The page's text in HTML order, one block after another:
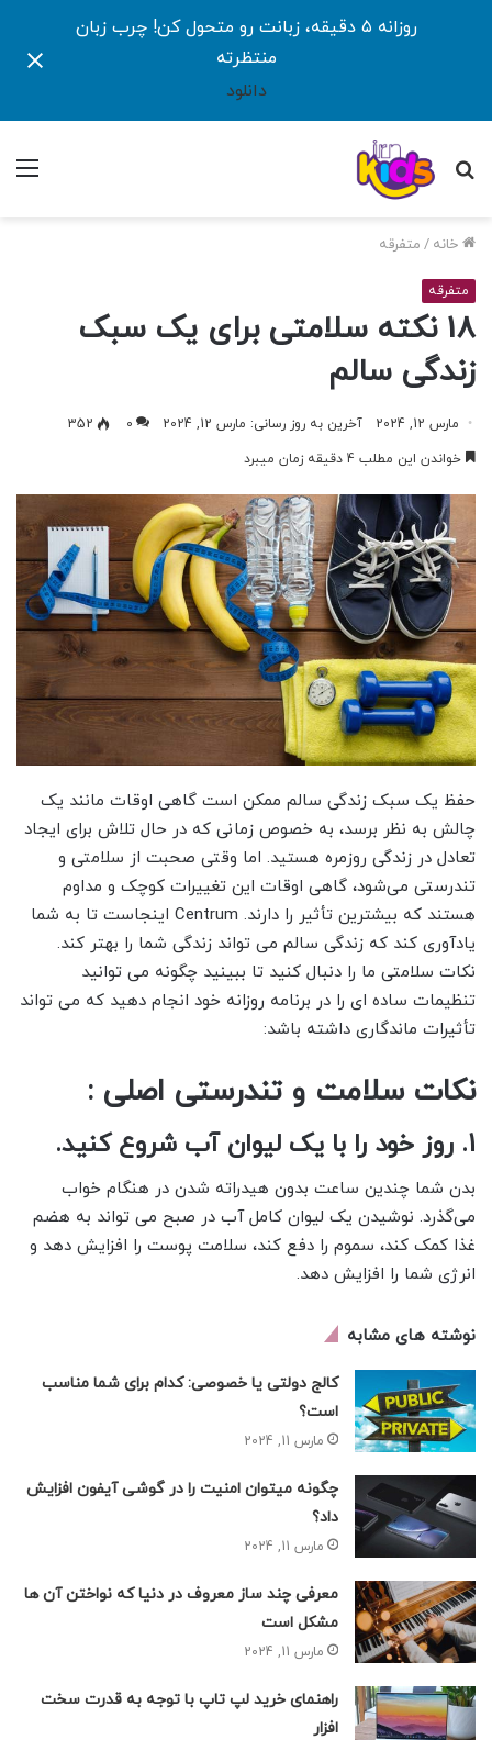
روزانه ۵ دقیقه، زبانت رو متحول کن! چرب زبان
منتظرته
دانلود
جستجو
خانه / متفرقه
متفرقه
18 نکته سلامتی برای یک سبک
زندگی سالم
مارس 12, 2024 آخرین به روز رسانی: مارس 12, 2024 0
352
خواندن این مطلب 4 دقیقه زمان میبرد
حفظ یک سبک زندگی سالم ممکن است گاهی اوقات مانند یک
چالش به نظر برسد، به خصوص زمانی که در حال تلاش برای ایجاد
تعادل در زندگی روزمره هستید. اما وقتی صحبت از سلامتی و
تندرستی می‌شود، گاهی اوقات این تغییرات کوچک و مداوم
هستند که بیشترین تأثیر را دارند. Centrum اینجاست تا به شما
یادآوری کند که زندگی سالم می تواند زندگی شما را بهتر کند.
نکات سلامتی ما را دنبال کنید تا ببینید چگونه می توانید
تنظیمات ساده ای را در برنامه روزانه خود انجام دهید که می تواند
تأثیرات ماندگاری داشته باشد:
نکات سلامت و تندرستی اصلی :
1. روز خود را با یک لیوان آب شروع کنید.
بدن شما چندین ساعت بدون هیدراته شدن در هنگام خواب
می‌گذرد. نوشیدن یک لیوان کامل آب در صبح می تواند به هضم
غذا کمک کند، سموم را دفع کند، سلامت پوست را افزایش دهد و
انرژی شما را افزایش دهد.
نوشته های مشابه
کالج دولتی یا خصوصی: کدام برای شما مناسب
است؟
مارس 11, 2024
چگونه میتوان امنیت را در گوشی آیفون افزایش
داد؟
مارس 11, 2024
معرفی چند ساز معروف در دنیا که نواختن آن ها
مشکل است
مارس 11, 2024
راهنمای خرید لپ تاپ با توجه به قدرت سخت
افزار